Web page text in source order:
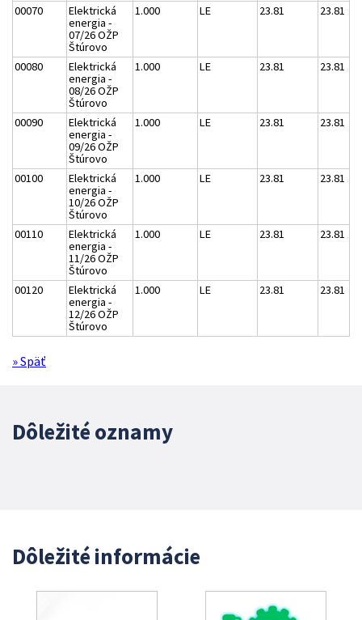
00070
Elektrická
energia -
07/26 OŽP
Štúrovo
1.000 LE 23.81 23.81
00080
Elektrická
energia -
08/26 OŽP
Štúrovo
1.000 LE 23.81 23.81
00090
Elektrická
energia -
09/26 OŽP
Štúrovo
1.000 LE 23.81 23.81
00100
Elektrická
energia -
10/26 OŽP
Štúrovo
1.000 LE 23.81 23.81
00110
Elektrická
energia -
11/26 OŽP
Štúrovo
1.000 LE 23.81 23.81
00120
Elektrická
energia -
12/26 OŽP
Štúrovo
1.000 LE 23.81 23.81
» Späť
Dôležité oznamy
Dôležité informácie